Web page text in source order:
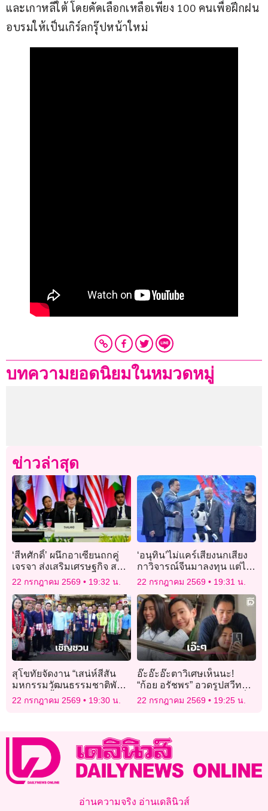
และเกาหลีใต้ โดยคัดเลือกเหลือเพียง 100 คนเพื่อฝึกฝน
อบรมให้เป็นเกิร์ลกรุ๊ปหน้าใหม่
บทความยอดนิยมในหมวดหมู่
ข่าวล่าสุด
‘สีหศักดิ์’ ผนึกอาเซียนถกคู่
เจรจา ส่งเสริมเศรษฐกิจ สกัด
อาชญากรรมข้ามชาติ
22 กรกฎาคม 2569 19:32 น.
‘อนุทิน’ไม่แคร์เสียงนกเสียง
กาวิจารณ์จีนมาลงทุน แต่ไม่
ทรานเฟอร์เทคโนโลยีไทย
22 กรกฎาคม 2569 19:31 น.
สุโขทัยจัดงาน “เสน่ห์สีสัน
มหกรรมวัฒนธรรมชาติพันธุ์
7–9 ส.ค.นี้
22 กรกฎาคม 2569 19:30 น.
อ๊ะอ๊ะอ๊ะตาวิเศษเห็นนะ!
“ก้อย อรัชพร” อวดรูปสวีท
“ทิม พิธา” แถมสวมแหวนที่
นิ้วนางข้างซ้าย!
22 กรกฎาคม 2569 19:25 น.
อ่านความจริง อ่านเดลินิวส์